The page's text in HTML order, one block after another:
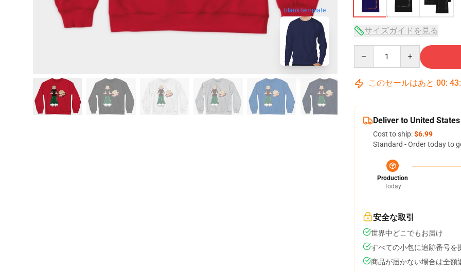
blank template
サイズガイドを見る
このセールはあと 00: 43:
Deliver to United States
Cost to ship:$6.99
Standard - Order today to
Production
Today
安全な取引
世界中どこでもお届け
すべての小包に追跡番号を
商品が届かない場合は全額